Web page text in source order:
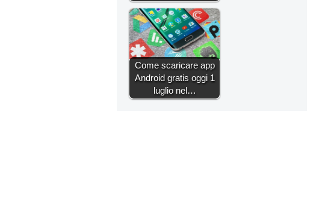
Come scaricare app
Android gratis oggi 1
luglio nel…